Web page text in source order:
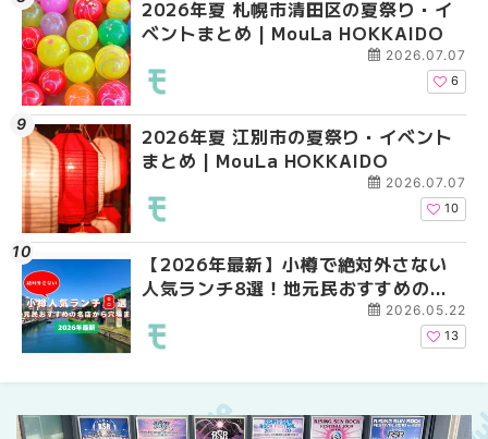
2026年夏 札幌市清田区の夏祭り・イ
ベントまとめ | MouLa HOKKAIDO
2026.07.07
6
2026年夏 江別市の夏祭り・イベント
まとめ | MouLa HOKKAIDO
2026.07.07
10
【2026年最新】小樽で絶対外さない
人気ランチ8選！地元民おすすめの名
店から穴場まで | MouLa HOKKAIDO
2026.05.22
13
2026年夏 札幌市手稲
ベントまとめ |
札幌の麻辣湯（マーラ
め専門店9選！本場の
新店まで徹底比較 |
2026年夏 札幌市南区
ントまとめ | MouLa
2026年夏 札幌市南区
ントまとめ | MouLa
2026年夏 札幌市東区
ントまとめ | MouLa
2026年夏 恵庭市・千
イベントまとめ |